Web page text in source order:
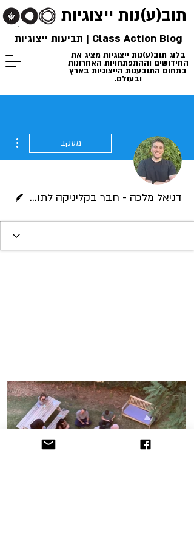
תוב(ע)נות ייצוגיות
בלוג תוב(ע)נות ייצוגיות מציג את
החידושים וההתפתחויות האחרונות
בתחום התובענות הייצוגיות בארץ
ובעולם.
Class Action Blog | תביעות ייצוגיות
מעקב
דניאל מלכה - חבר בקליניקה לתובענות ייצוגיות